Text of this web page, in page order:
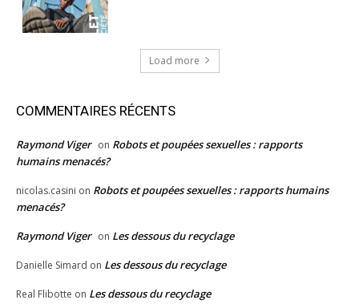
Load more
COMMENTAIRES RÉCENTS
Raymond Viger on Robots et poupées sexuelles : rapports
humains menacés?
nicolas.casini on Robots et poupées sexuelles : rapports humains
menacés?
Raymond Viger on Les dessous du recyclage
Danielle Simard on Les dessous du recyclage
Real Flibotte on Les dessous du recyclage